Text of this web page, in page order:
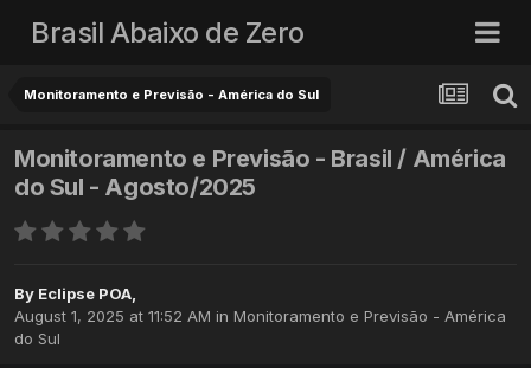
Brasil Abaixo de Zero
Monitoramento e Previsão - América do Sul
Monitoramento e Previsão - Brasil / América
do Sul - Agosto/2025
By Eclipse POA,
August 1, 2025 at 11:52 AM in Monitoramento e Previsão - América
do Sul